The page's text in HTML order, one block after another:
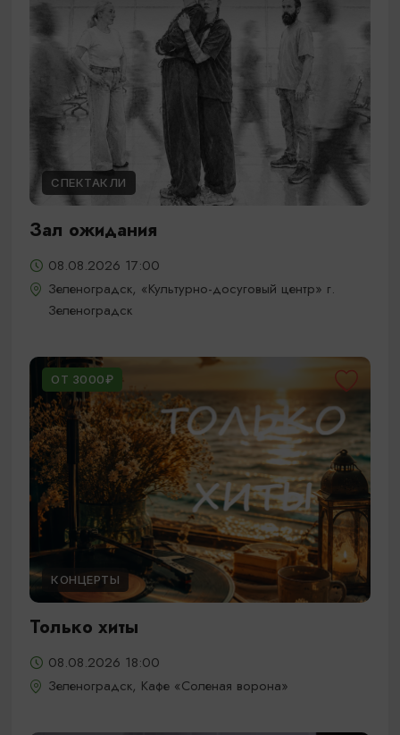
СПЕКТАКЛИ
Зал ожидания
08.08.2026 17:00
Зеленоградск, «Культурно-досуговый центр» г.
Зеленоградск
ОТ 3000₽
КОНЦЕРТЫ
Только хиты
08.08.2026 18:00
Зеленоградск, Кафе «Соленая ворона»